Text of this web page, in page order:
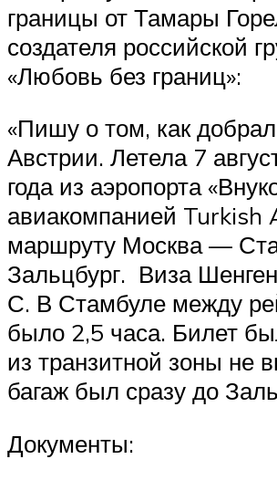
границы от Тамары
создателя российской
«Любовь без границ»:
«Пишу о том, как
Австрии. Летела 7
года из аэропорта
авиакомпанией Turkish
маршруту Москва —
Зальцбург. Виза
С. В Стамбуле между
было 2,5 часа. Билет
из транзитной зоны не
багаж был сразу до
Документы: